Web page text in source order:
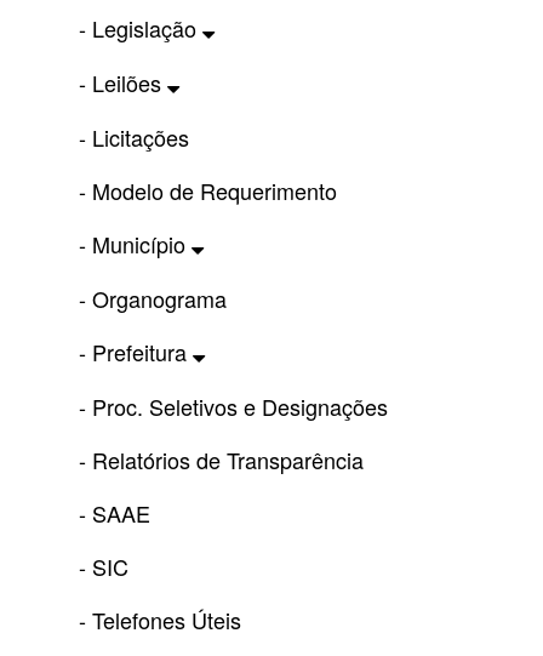
- Legislação
- Leilões
- Licitações
- Modelo de Requerimento
- Município
- Organograma
- Prefeitura
- Proc. Seletivos e Designações
- Relatórios de Transparência
- SAAE
- SIC
- Telefones Úteis